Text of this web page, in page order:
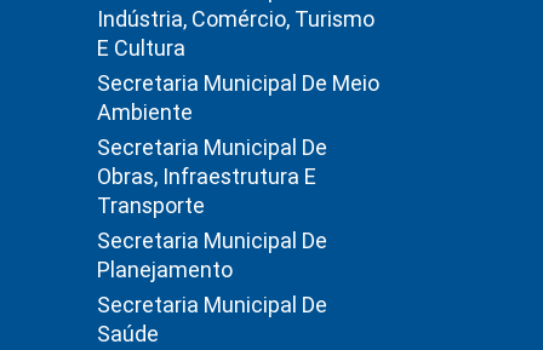
Indústria, Comércio, Turismo
E Cultura
Secretaria Municipal De Meio
Ambiente
Secretaria Municipal De
Obras, Infraestrutura E
Transporte
Secretaria Municipal De
Planejamento
Secretaria Municipal De
Saúde